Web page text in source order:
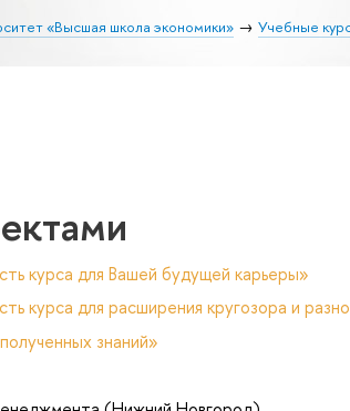
«Высшая школа экономики» Учебные
курса для Вашей будущей карьеры»
курса для расширения кругозора и
знаний»